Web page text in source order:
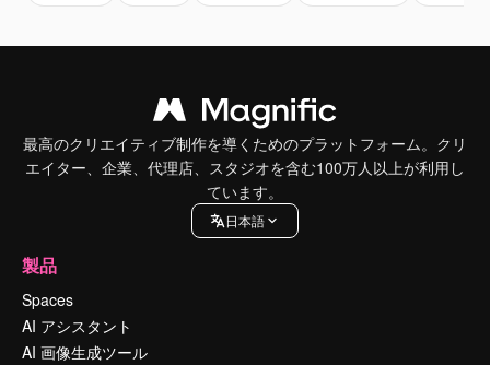
最高のクリエイティブ制作を導くためのプラットフォーム。クリ
エイター、企業、代理店、スタジオを含む100万人以上が利用し
ています。
日本語
製品
Spaces
AI アシスタント
AI 画像生成ツール